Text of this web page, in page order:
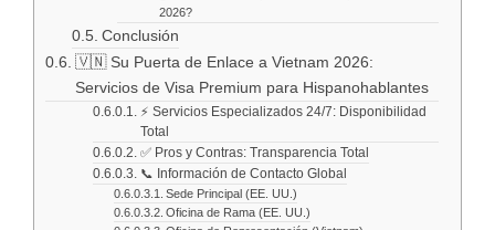
2026?
Conclusión
🇻🇳 Su Puerta de Enlace a Vietnam 2026:
Servicios de Visa Premium para Hispanohablantes
⚡ Servicios Especializados 24/7: Disponibilidad
Total
✅ Pros y Contras: Transparencia Total
📞 Información de Contacto Global
Sede Principal (EE. UU.)
Oficina de Rama (EE. UU.)